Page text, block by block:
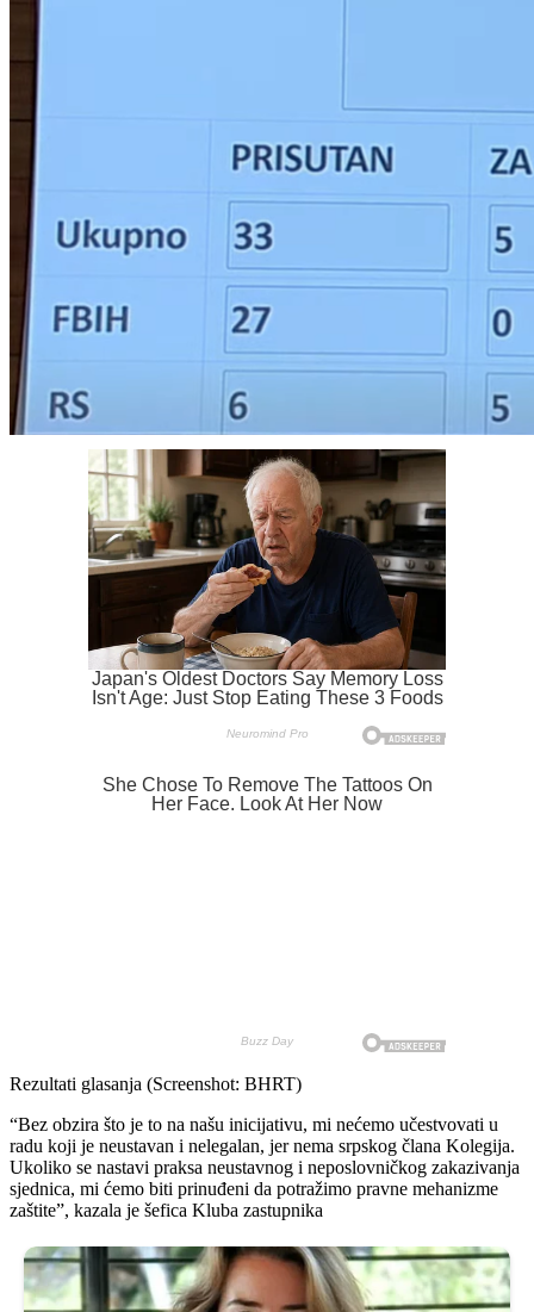
Rezultati glasanja (Screenshot: BHRT)
“Bez obzira što je to na našu inicijativu, mi nećemo učestvovati u
radu koji je neustavan i nelegalan, jer nema srpskog člana Kolegija.
Ukoliko se nastavi praksa neustavnog i neposlovničkog zakazivanja
sjednica, mi ćemo biti prinuđeni da potražimo pravne mehanizme
zaštite”, kazala je šefica Kluba zastupnika